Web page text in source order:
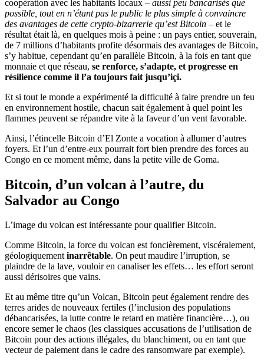
coopération avec les habitants locaux – aussi peu bancarisés que
possible, tout en n’étant pas le public le plus simple à convaincre
des avantages de cette crypto-bizarrerie qu’est Bitcoin – et le
résultat était là, en quelques mois à peine : un pays entier, souverain,
de 7 millions d’habitants profite désormais des avantages de Bitcoin,
s’y habitue, cependant qu’en parallèle Bitcoin, à la fois en tant que
monnaie et que réseau, se renforce, s’adapte, et progresse en
résilience comme il l’a toujours fait jusqu’içi.
Et si tout le monde a expérimenté la difficulté à faire prendre un feu
en environnement hostile, chacun sait également à quel point les
flammes peuvent se répandre vite à la faveur d’un vent favorable.
Ainsi, l’étincelle Bitcoin d’El Zonte a vocation à allumer d’autres
foyers. Et l’un d’entre-eux pourrait fort bien prendre des forces au
Congo en ce moment même, dans la petite ville de Goma.
Bitcoin, d’un volcan à l’autre, du
Salvador au Congo
L’image du volcan est intéressante pour qualifier Bitcoin.
Comme Bitcoin, la force du volcan est foncièrement, viscéralement,
géologiquementinarrêtable. On peut maudire l’irruption, se
plaindre de la lave, vouloir en canaliser les effets… les effort seront
aussi dérisoires que vains.
Et au même titre qu’un Volcan, Bitcoin peut également rendre des
terres arides de nouveaux fertiles (l’inclusion des populations
débancarisées, la lutte contre le retard en matière financière…), ou
encore semer le chaos (les classiques accusations de l’utilisation de
Bitcoin pour des actions illégales, du blanchiment, ou en tant que
vecteur de paiement dans le cadre des ransomware par exemple).